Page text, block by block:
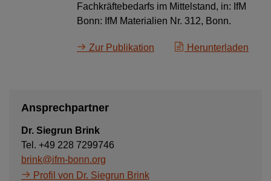
Fachkräftebedarfs im Mittelstand, in: IfM
Bonn: IfM Materialien Nr. 312, Bonn.
Zur Publikation Herunterladen
Ansprechpartner
Dr. Siegrun Brink
Tel. +49 228 7299746
brink@ifm-bonn.org
Profil von Dr. Siegrun Brink